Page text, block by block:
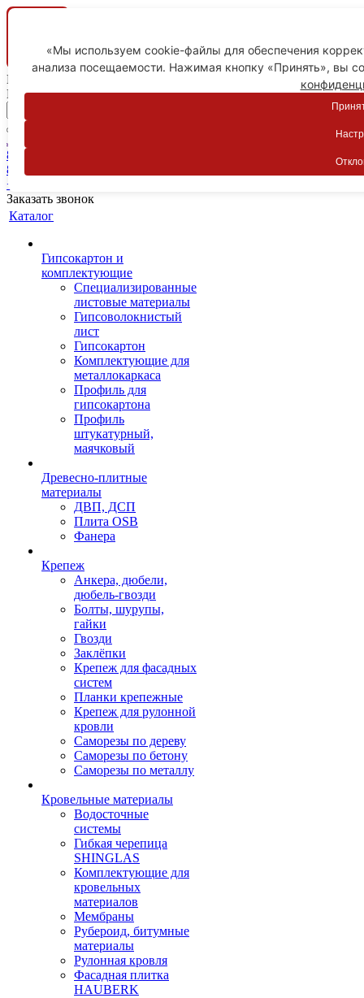
Ваш город
Пятигорск
Личный кабинет
8-800-775-59-89
8-800-775-59-89
+7 918 754-83-77
Заказать звонок
Каталог
Гипсокартон и
комплектующие
Специализированные
листовые материалы
Гипсоволокнистый
лист
Гипсокартон
Комплектующие для
металлокаркаса
Профиль для
гипсокартона
Профиль
штукатурный,
маячковый
Древесно-плитные
материалы
ДВП, ДСП
Плита OSB
Фанера
Крепеж
Анкера, дюбели,
дюбель-гвозди
Болты, шурупы,
гайки
Гвозди
Заклёпки
Крепеж для фасадных
систем
Планки крепежные
Крепеж для рулонной
кровли
Саморезы по дереву
Саморезы по бетону
Саморезы по металлу
Кровельные материалы
Водосточные
системы
Гибкая черепица
SHINGLAS
Комплектующие для
кровельных
материалов
Мембраны
Рубероид, битумные
материалы
Рулонная кровля
Фасадная плитка
HAUBERK
«Мы используем cookie-файлы для обеспечения
анализа посещаемости. Нажимая кнопку «Принять», вы